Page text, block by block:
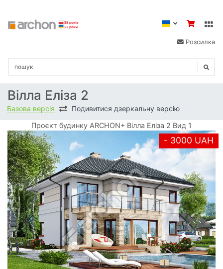
Розсилка
Вілла Еліза 2
Базова версія Подивитися дзеркальну версію
Проєкт будинку ARCHON+ Вілла Еліза 2 Вид 1
- 3000 UAH